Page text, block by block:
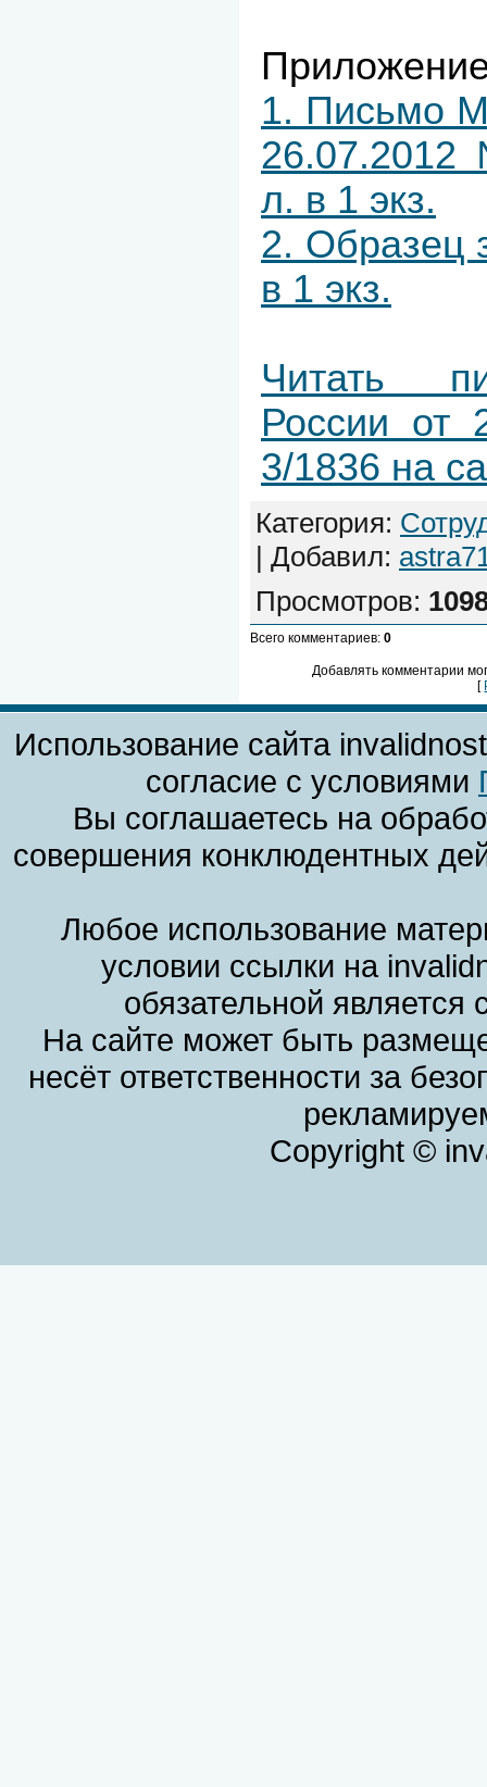
1. Письмо
л. в 1 экз.
2. Образец
в 1 экз.
Читать
России
3/1836 на
Категория:
| Добавил:
Просмотров:
Всего комментариев: 0
Добавлять комментарии
[
Использование сайта
согласие с условиями
Вы соглашаетесь на
совершения конклюдентных
Любое использование
условии ссылки на
обязательной
На сайте может быть
несёт ответственности за
Copyright ©